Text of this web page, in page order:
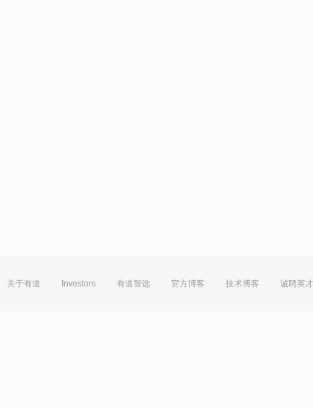
关于有道 Investors 有道智选 官方博客 技术博客 诚聘英才